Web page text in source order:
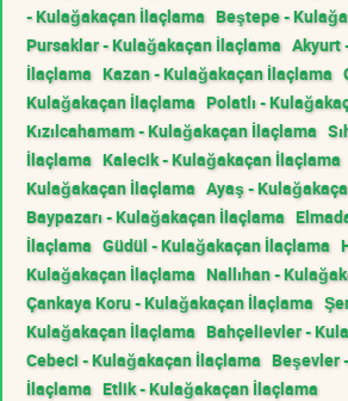
- Kulağakaçan İlaçlama Beştepe -
Pursaklar - Kulağakaçan İlaçlama Akyurt
İlaçlama Kazan - Kulağakaçan İlaçlama
Kulağakaçan İlaçlama Polatlı -
Kızılcahamam - Kulağakaçan İlaçlama
İlaçlama Kalecik - Kulağakaçan İlaçlama
Kulağakaçan İlaçlama Ayaş -
Baypazarı - Kulağakaçan İlaçlama
İlaçlama Güdül - Kulağakaçan İlaçlama
Kulağakaçan İlaçlama Nallıhan -
Çankaya Koru - Kulağakaçan İlaçlama
Kulağakaçan İlaçlama Bahçelievler -
Cebeci - Kulağakaçan İlaçlama Beşevler
İlaçlama Etlik - Kulağakaçan İlaçlama